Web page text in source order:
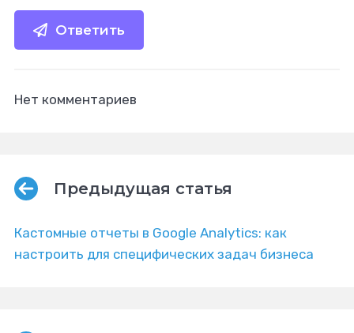
Ответить
Нет комментариев
Предыдущая статья
Кастомные отчеты в Google Analytics: как
настроить для специфических задач бизнеса